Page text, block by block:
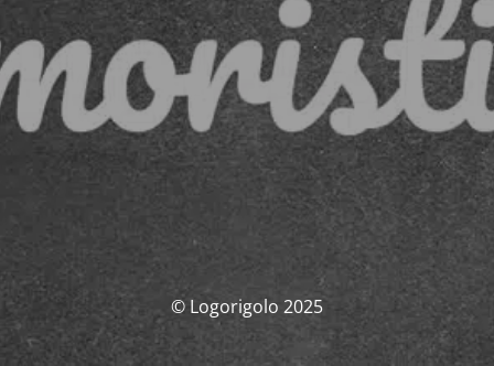
© Logorigolo 2025